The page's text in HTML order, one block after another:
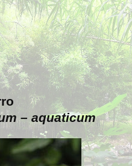
– aquaticum